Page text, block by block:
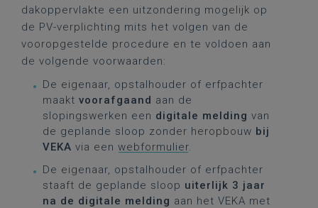
dakoppervlakte een uitzondering mogelijk op
de PV-verplichting mits het volgen van de
vooropgestelde procedure en te voldoen aan
de volgende voorwaarden:
De eigenaar, opstalhouder of erfpachter
maakt voorafgaand aan de
slopingswerken een digitale melding van
de geplande sloop zonder heropbouw bij
VEKA via een webformulier.
De eigenaar, opstalhouder of erfpachter
staaft de geplande sloop uiterlijk 3 jaar
na de digitale melding aan het VEKA met